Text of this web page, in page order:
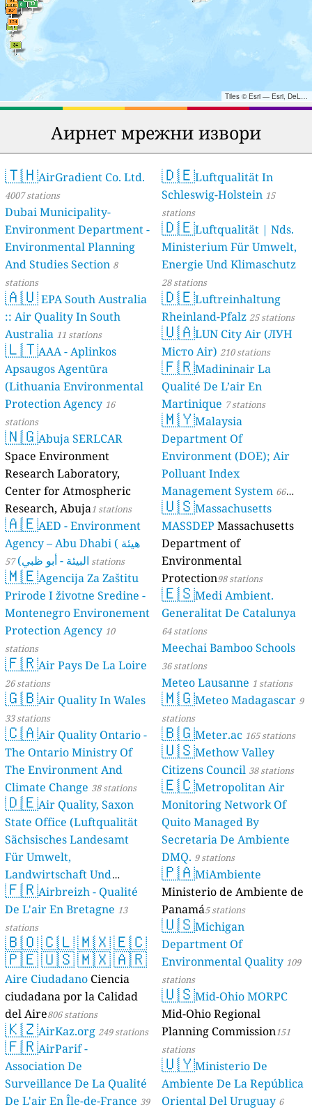
Tiles © Esri — Esri, DeLorme, NAVTEQ, TomTom, Intermap, iPC, USGS, FAO, NPS, NRCAN, GeoBase, Kadaster NL, Ordnance Survey, Esri Japan, METI, Esri China (Hong Kong), and the GIS User Community
Аирнет мрежни извори
🇹🇭AirGradient Co. Ltd.
4007 stations
Dubai Municipality-
Environment Department -
Environmental Planning
And Studies Section 8
stations
🇦🇺EPA South Australia
:: Air Quality In South
Australia 11 stations
🇱🇹AAA - Aplinkos
Apsaugos Agentūra
(Lithuania Environmental
Protection Agency 16
stations
🇳🇬Abuja SERLCAR
Space Environment
Research Laboratory,
Center for Atmospheric
Research, Abuja1 stations
🇦🇪AED - Environment
Agency – Abu Dhabi ( هيئة
البيئة - أبو ظبي) 57 stations
🇲🇪Agencija Za Zaštitu
Prirode I životne Sredine -
Montenegro Environement
Protection Agency 10
stations
🇫🇷Air Pays De La Loire
26 stations
🇬🇧Air Quality In Wales
33 stations
🇨🇦Air Quality Ontario -
The Ontario Ministry Of
The Environment And
Climate Change 38 stations
🇩🇪Air Quality, Saxon
State Office (Luftqualität
Sächsisches Landesamt
Für Umwelt,
Landwirtschaft Und
Geologie) 50 stations
🇫🇷Airbreizh - Qualité
De L'air En Bretagne 13
stations
🇧🇴🇨🇱🇲🇽🇪🇨
🇵🇪🇺🇸🇲🇽🇦🇷
Aire Ciudadano Ciencia
ciudadana por la Calidad
del Aire806 stations
🇰🇿AirKaz.org 249 stations
🇫🇷AirParif -
Association De
Surveillance De La Qualité
De L'air En Île-de-France 39
🇩🇪Luftqualität In
Schleswig-Holstein 15
stations
🇩🇪Luftqualität | Nds.
Ministerium Für Umwelt,
Energie Und Klimaschutz
28 stations
🇩🇪Luftreinhaltung
Rheinland-Pfalz 25 stations
🇺🇦LUN City Air (ЛУН
Місто Air) 210 stations
🇫🇷Madininair La
Qualité De L’air En
Martinique 7 stations
🇲🇾Malaysia
Department Of
Environment (DOE); Air
Polluant Index
Management System 66
stations
🇺🇸Massachusetts
MASSDEP Massachusetts
Department of
Environmental
Protection98 stations
🇪🇸Medi Ambient.
Generalitat De Catalunya
64 stations
Meechai Bamboo Schools
36 stations
Meteo Lausanne 1 stations
🇲🇬Meteo Madagascar 9
stations
🇧🇬Meter.ac 165 stations
🇺🇸Methow Valley
Citizens Council 38 stations
🇪🇨Metropolitan Air
Monitoring Network Of
Quito Managed By
Secretaria De Ambiente
DMQ. 9 stations
🇵🇦MiAmbiente
Ministerio de Ambiente de
Panamá5 stations
🇺🇸Michigan
Department Of
Environmental Quality 109
stations
🇺🇸Mid-Ohio MORPC
Mid-Ohio Regional
Planning Commission151
stations
🇺🇾Ministerio De
Ambiente De La República
Oriental Del Uruguay 6